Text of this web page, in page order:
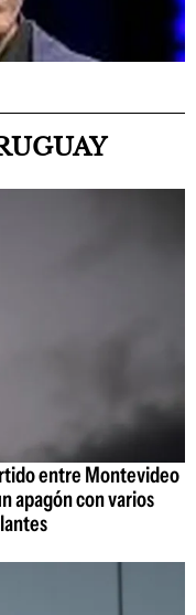
entre Montevideo
apagón con varios